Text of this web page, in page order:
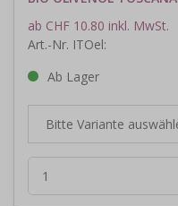
ab CHF 10.80 inkl. MwSt.
Art.-Nr. ITOel:
Ab Lager